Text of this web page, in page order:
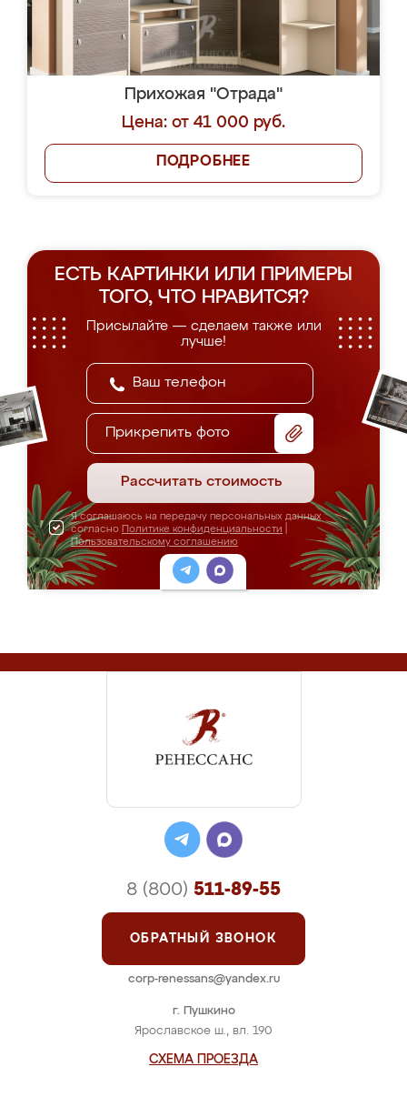
Прихожая "Отрада"
Цена: от 41 000 руб.
ПОДРОБНЕЕ
ЕСТЬ КАРТИНКИ ИЛИ ПРИМЕРЫ
ТОГО, ЧТО НРАВИТСЯ?
Присылайте — сделаем также или
лучше!
Прикрепить фото
Рассчитать стоимость
Я соглашаюсь на передачу персональных данных
согласно Политике конфиденциальности
Пользовательскому соглашению
г. Пушкино
Ярославское ш., вл. 190
СХЕМА ПРОЕЗДА
8 (800) 511-89-55
ОБРАТНЫЙ ЗВОНОК
corp-renessans@yandex.ru